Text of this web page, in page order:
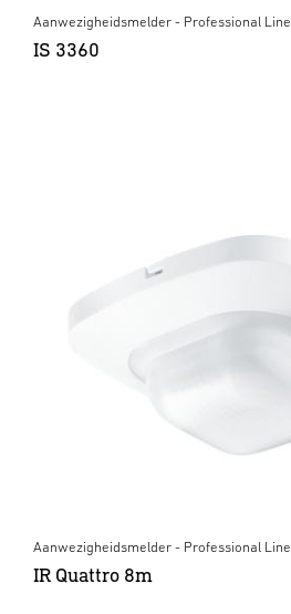
Aanwezigheidsmelder - Professional Line
IS 3360
Aanwezigheidsmelder - Professional Line
IR Quattro 8m